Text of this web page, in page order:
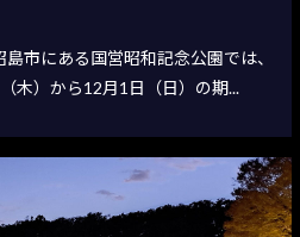
市にある国営昭和記念公園では、
木）から12月1日（日）の期...